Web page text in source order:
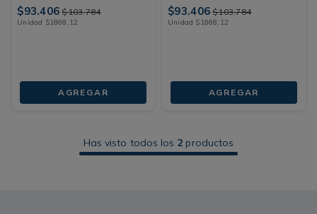
$93.406 $103.784
Unidad $1868 ,12
AGREGAR
$93.406 $103.784
Unidad $1868, 12
AGREGAR
Has visto todos los 2 productos